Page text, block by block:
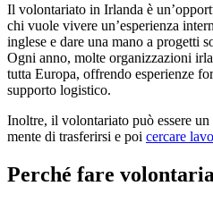
Il volontariato in Irlanda è
chi vuole vivere un’esperienza
inglese e dare una mano a progetti
Ogni anno, molte organizzazioni
tutta Europa, offrendo esperienze
supporto logistico.
Inoltre, il volontariato può essere
mente di trasferirsi e poi cercare
Perché fare